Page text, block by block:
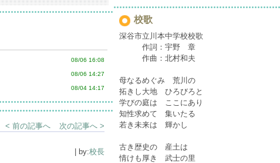
08/06 16:08
08/06 14:27
08/04 14:17
< 前の記事へ 次の記事へ >
| by:校長
校歌
深谷市立川本中学校校歌
作詞：宇野 章
作曲：北村和夫
母なるめぐみ 荒川の
拓きし大地 ひろびろと
学びの庭は ここにあり
知性求めて 集いたる
若き未来は 輝かし
古き歴史の 産土は
情けも厚き 武士の里